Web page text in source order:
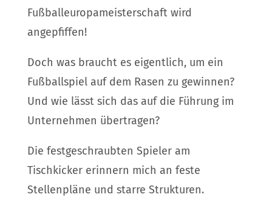
Fußballeuropameisterschaft wird
angepfiffen!
Doch was braucht es eigentlich, um ein
Fußballspiel auf dem Rasen zu gewinnen?
Und wie lässt sich das auf die Führung im
Unternehmen übertragen?
Die festgeschraubten Spieler am
Tischkicker erinnern mich an feste
Stellenpläne und starre Strukturen.